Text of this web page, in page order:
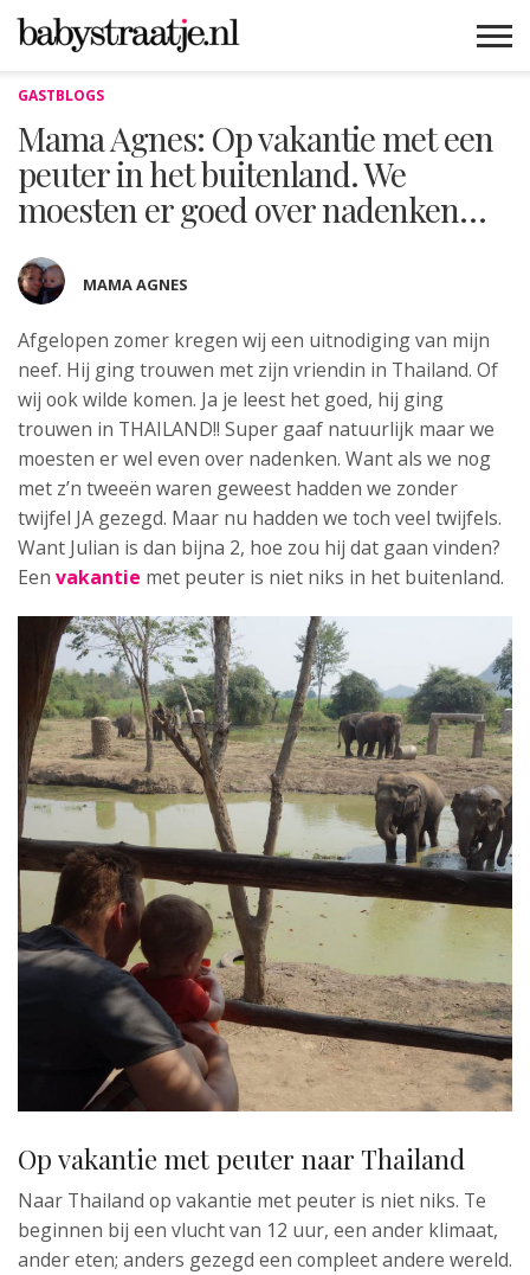
GASTBLOGS
Mama Agnes: Op vakantie met een
peuter in het buitenland. We
moesten er goed over nadenken…
MAMA AGNES
Afgelopen zomer kregen wij een uitnodiging van mijn
neef. Hij ging trouwen met zijn vriendin in Thailand. Of
wij ook wilde komen. Ja je leest het goed, hij ging
trouwen in THAILAND!! Super gaaf natuurlijk maar we
moesten er wel even over nadenken. Want als we nog
met z’n tweeën waren geweest hadden we zonder
twijfel JA gezegd. Maar nu hadden we toch veel twijfels.
Want Julian is dan bijna 2, hoe zou hij dat gaan vinden?
Een vakantie met peuter is niet niks in het buitenland.
Op vakantie met peuter naar Thailand
Naar Thailand op vakantie met peuter is niet niks. Te
beginnen bij een vlucht van 12 uur, een ander klimaat,
ander eten; anders gezegd een compleet andere wereld.